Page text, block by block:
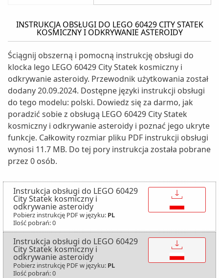
INSTRUKCJA OBSŁUGI DO LEGO 60429 CITY STATEK
KOSMICZNY I ODKRYWANIE ASTEROIDY
Ściągnij obszerną i pomocną instrukcję obsługi do
klocka lego LEGO 60429 City Statek kosmiczny i
odkrywanie asteroidy. Przewodnik użytkowania został
dodany 20.09.2024. Dostępne języki instrukcji obsługi
do tego modelu: polski. Dowiedz się za darmo, jak
poradzić sobie z obsługą LEGO 60429 City Statek
kosmiczny i odkrywanie asteroidy i poznać jego ukryte
funkcje. Całkowity rozmiar pliku PDF instrukcji obsługi
wynosi 11.7 MB. Do tej pory instrukcja została pobrane
przez 0 osób.
Instrukcja obsługi do LEGO 60429
City Statek kosmiczny i
odkrywanie asteroidy
Pobierz instrukcję PDF w języku: PL
Ilość pobrań: 0
↓
Instrukcja obsługi do LEGO 60429
City Statek kosmiczny i
odkrywanie asteroidy
Pobierz instrukcję PDF w języku: PL
Ilość pobrań: 0
↓